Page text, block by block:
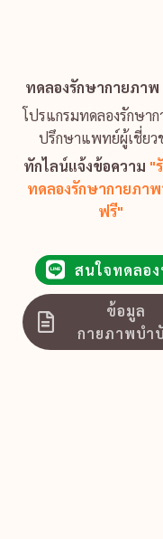
ทดลองรักษากายภาพ
โปรแกรมทดลองรักษา
ปรึกษาแพทย์ผู้เชี่ยว
ทักไลน์แจ้งข้อความ "
ทดลองรักษากายภา
ฟรี"
สนใจทดลอ
ข้อมูล
กายภาพบำ